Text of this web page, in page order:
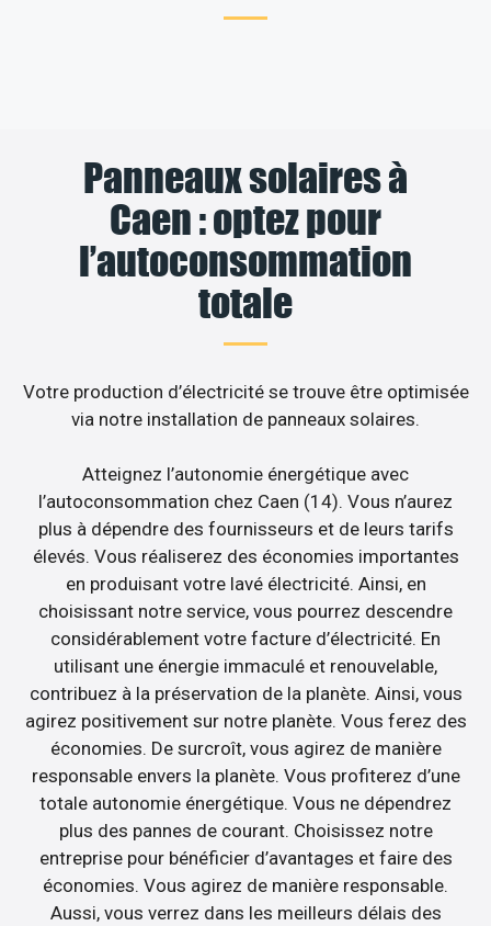
Panneaux solaires à
Caen : optez pour
l’autoconsommation
totale
Votre production d’électricité se trouve être optimisée
via notre installation de panneaux solaires.
Atteignez l’autonomie énergétique avec
l’autoconsommation chez Caen (14). Vous n’aurez
plus à dépendre des fournisseurs et de leurs tarifs
élevés. Vous réaliserez des économies importantes
en produisant votre lavé électricité. Ainsi, en
choisissant notre service, vous pourrez descendre
considérablement votre facture d’électricité. En
utilisant une énergie immaculé et renouvelable,
contribuez à la préservation de la planète. Ainsi, vous
agirez positivement sur notre planète. Vous ferez des
économies. De surcroît, vous agirez de manière
responsable envers la planète. Vous profiterez d’une
totale autonomie énergétique. Vous ne dépendrez
plus des pannes de courant. Choisissez notre
entreprise pour bénéficier d’avantages et faire des
économies. Vous agirez de manière responsable.
Aussi, vous verrez dans les meilleurs délais des